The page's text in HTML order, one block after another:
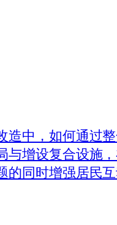
造中，如何通过
与增设复合设施
的同时增强居民互